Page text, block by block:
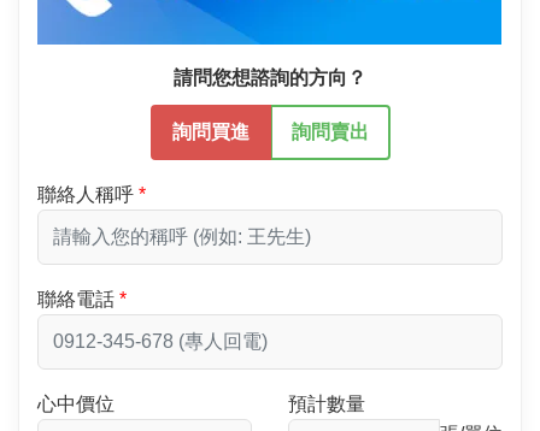
請問您想諮詢的方向？
詢問買進 詢問賣出
聯絡人稱呼
聯絡電話
心中價位
預計數量